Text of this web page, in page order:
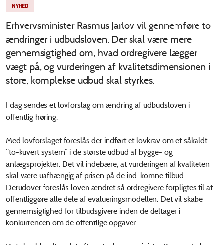
NYHED
Erhvervsminister Rasmus Jarlov vil gennemføre to
ændringer i udbudsloven. Der skal være mere
gennemsigtighed om, hvad ordregivere lægger
vægt på, og vurderingen af kvalitetsdimensionen i
store, komplekse udbud skal styrkes.
I dag sendes et lovforslag om ændring af udbudsloven i
offentlig høring.
Med lovforslaget foreslås der indført et lovkrav om et såkaldt
”to-kuvert system” i de største udbud af bygge- og
anlægsprojekter. Det vil indebære, at vurderingen af kvaliteten
skal være uafhængig af prisen på de ind-komne tilbud.
Derudover foreslås loven ændret så ordregivere forpligtes til at
offentliggøre alle dele af evalueringsmodellen. Det vil skabe
gennemsigtighed for tilbudsgivere inden de deltager i
konkurrencen om de offentlige opgaver.